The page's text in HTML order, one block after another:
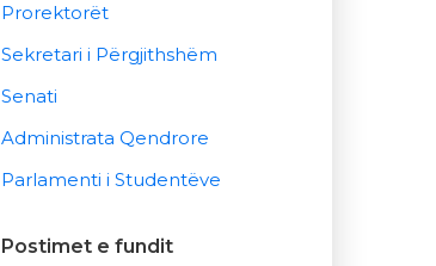
Prorektorët
Sekretari i Përgjithshëm
Senati
Administrata Qendrore
Parlamenti i Studentëve
Postimet e fundit